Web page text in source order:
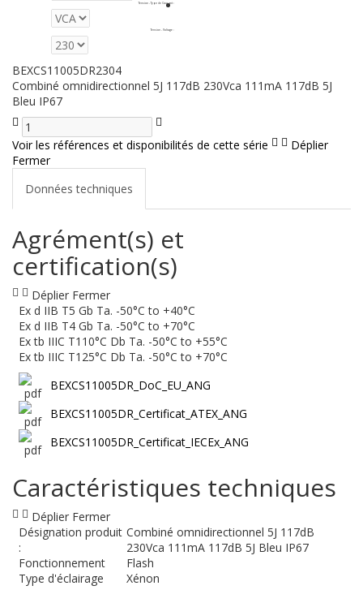
Tension - Type de Courant :
Tension - Voltage :
BEXCS11005DR2304
Combiné omnidirectionnel 5J 117dB 230Vca 111mA 117dB 5J
Bleu IP67
Voir les références et disponibilités de cette série
Déplier
Fermer
Données techniques
Agrément(s) et
certification(s)
Déplier Fermer
Ex d IIB T5 Gb Ta. -50°C to +40°C
Ex d IIB T4 Gb Ta. -50°C to +70°C
Ex tb IIIC T110°C Db Ta. -50°C to +55°C
Ex tb IIIC T125°C Db Ta. -50°C to +70°C
BEXCS11005DR_DoC_EU_ANG
BEXCS11005DR_Certificat_ATEX_ANG
BEXCS11005DR_Certificat_IECEx_ANG
Caractéristiques techniques
Déplier Fermer
Désignation produit
:
Combiné omnidirectionnel 5J 117dB
230Vca 111mA 117dB 5J Bleu IP67
Fonctionnement
Flash
Type d'éclairage
Xénon